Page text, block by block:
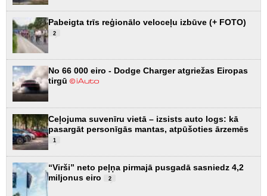
Pabeigta trīs reģionālo veloceļu izbūve (+ FOTO)
2
No 66 000 eiro - Dodge Charger atgriežas Eiropas
tirgū
Ceļojuma suvenīru vietā – izsists auto logs: kā
pasargāt personīgās mantas, atpūšoties ārzemēs
1
“Virši” neto peļņa pirmajā pusgadā sasniedz 4,2
miljonus eiro
2